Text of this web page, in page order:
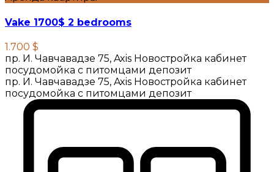
Vake 1700$ 2 bedrooms
1.700 $
пр. И. Чавчавадзе 75, Axis Новостройка кабинет
посудомойка с питомцами депозит
пр. И. Чавчавадзе 75, Axis Новостройка кабинет
посудомойка с питомцами депозит